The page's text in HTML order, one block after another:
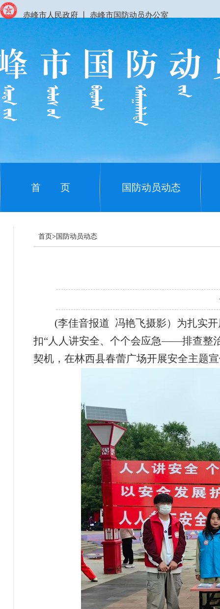
赤峰市人民政府 赤峰市国防动员办公室
首 页 国防动员动态
首页> 国防动员动态
(李佳音报道 冯艳飞摄影）为扎实
扣“人人讲安全、个个会应急——排查整
契机，在林西县春蕾广场开展安全主题